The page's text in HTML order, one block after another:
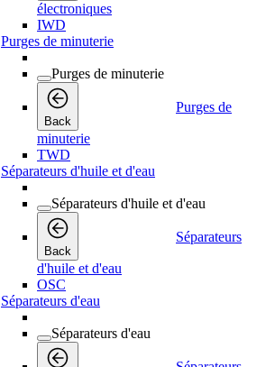
électroniques
IWD
Purges de minuterie
Purges de minuterie
Back
Purges de
minuterie
TWD
Séparateurs d'huile et d'eau
Séparateurs d'huile et d'eau
Back
Séparateurs
d'huile et d'eau
OSC
Séparateurs d'eau
Séparateurs d'eau